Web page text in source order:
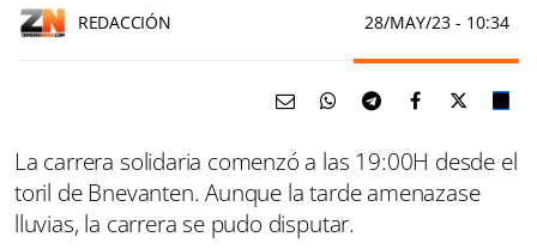
REDACCIÓN 28/MAY/23 - 10:34
La carrera solidaria comenzó a las 19:00H desde el
toril de Bnevanten. Aunque la tarde amenazase
lluvias, la carrera se pudo disputar.